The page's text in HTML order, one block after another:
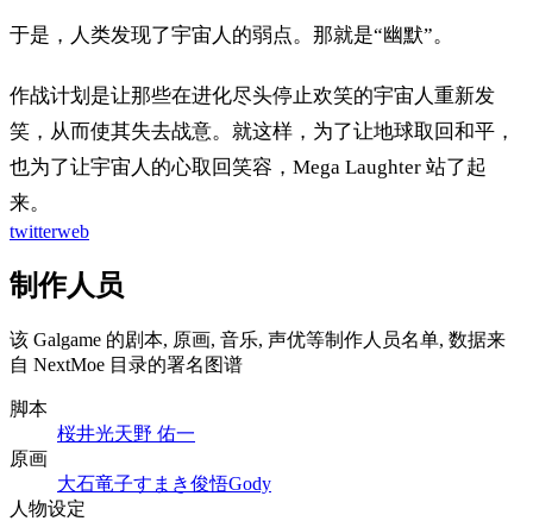
于是，人类发现了宇宙人的弱点。那就是“幽默”。
作战计划是让那些在进化尽头停止欢笑的宇宙人重新发
笑，从而使其失去战意。就这样，为了让地球取回和平，
也为了让宇宙人的心取回笑容，Mega Laughter 站了起
来。
twitterweb
制作人员
该 Galgame 的剧本, 原画, 音乐, 声优等制作人员名单, 数据来
自 NextMoe 目录的署名图谱
脚本
桜井光天野 佑一
原画
大石竜子すまき俊悟Gody
人物设定